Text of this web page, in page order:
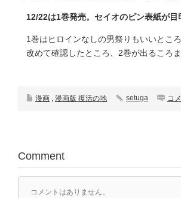
12/22は1巻発売。セイオのピン表紙が目
1巻はヒロインなしの男祭りもいいところ
改めて確認したところ、2巻が出るころ
漫画 , 漫画版 復活の地 setuga コ
Comment
コメントはありません。